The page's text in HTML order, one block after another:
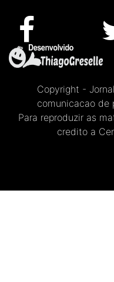
Copyright -
comunicacao de
Para reproduzir as
credito a